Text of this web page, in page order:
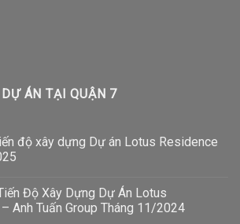
ÁN TẠI QUẬN 7
độ xây dựng Dự án Lotus Residence
Độ Xây Dựng Dự Án Lotus
Anh Tuấn Group Tháng 11/2024